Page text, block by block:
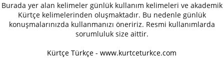
Burada yer alan kelimeler günlük kullanım kelimeleri ve akademik
Kürtçe kelimelerinden oluşmaktadır. Bu nedenle günlük
konuşmalarınızda kullanmanızı öneririz. Resmi kullanımlarda
sorumluluk size aittir.
Kürtçe Türkçe - www.kurtceturkce.com